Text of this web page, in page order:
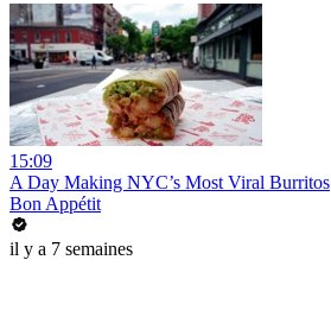
15:09
A Day Making NYC’s Most Viral Burritos
Bon Appétit
il y a 7 semaines